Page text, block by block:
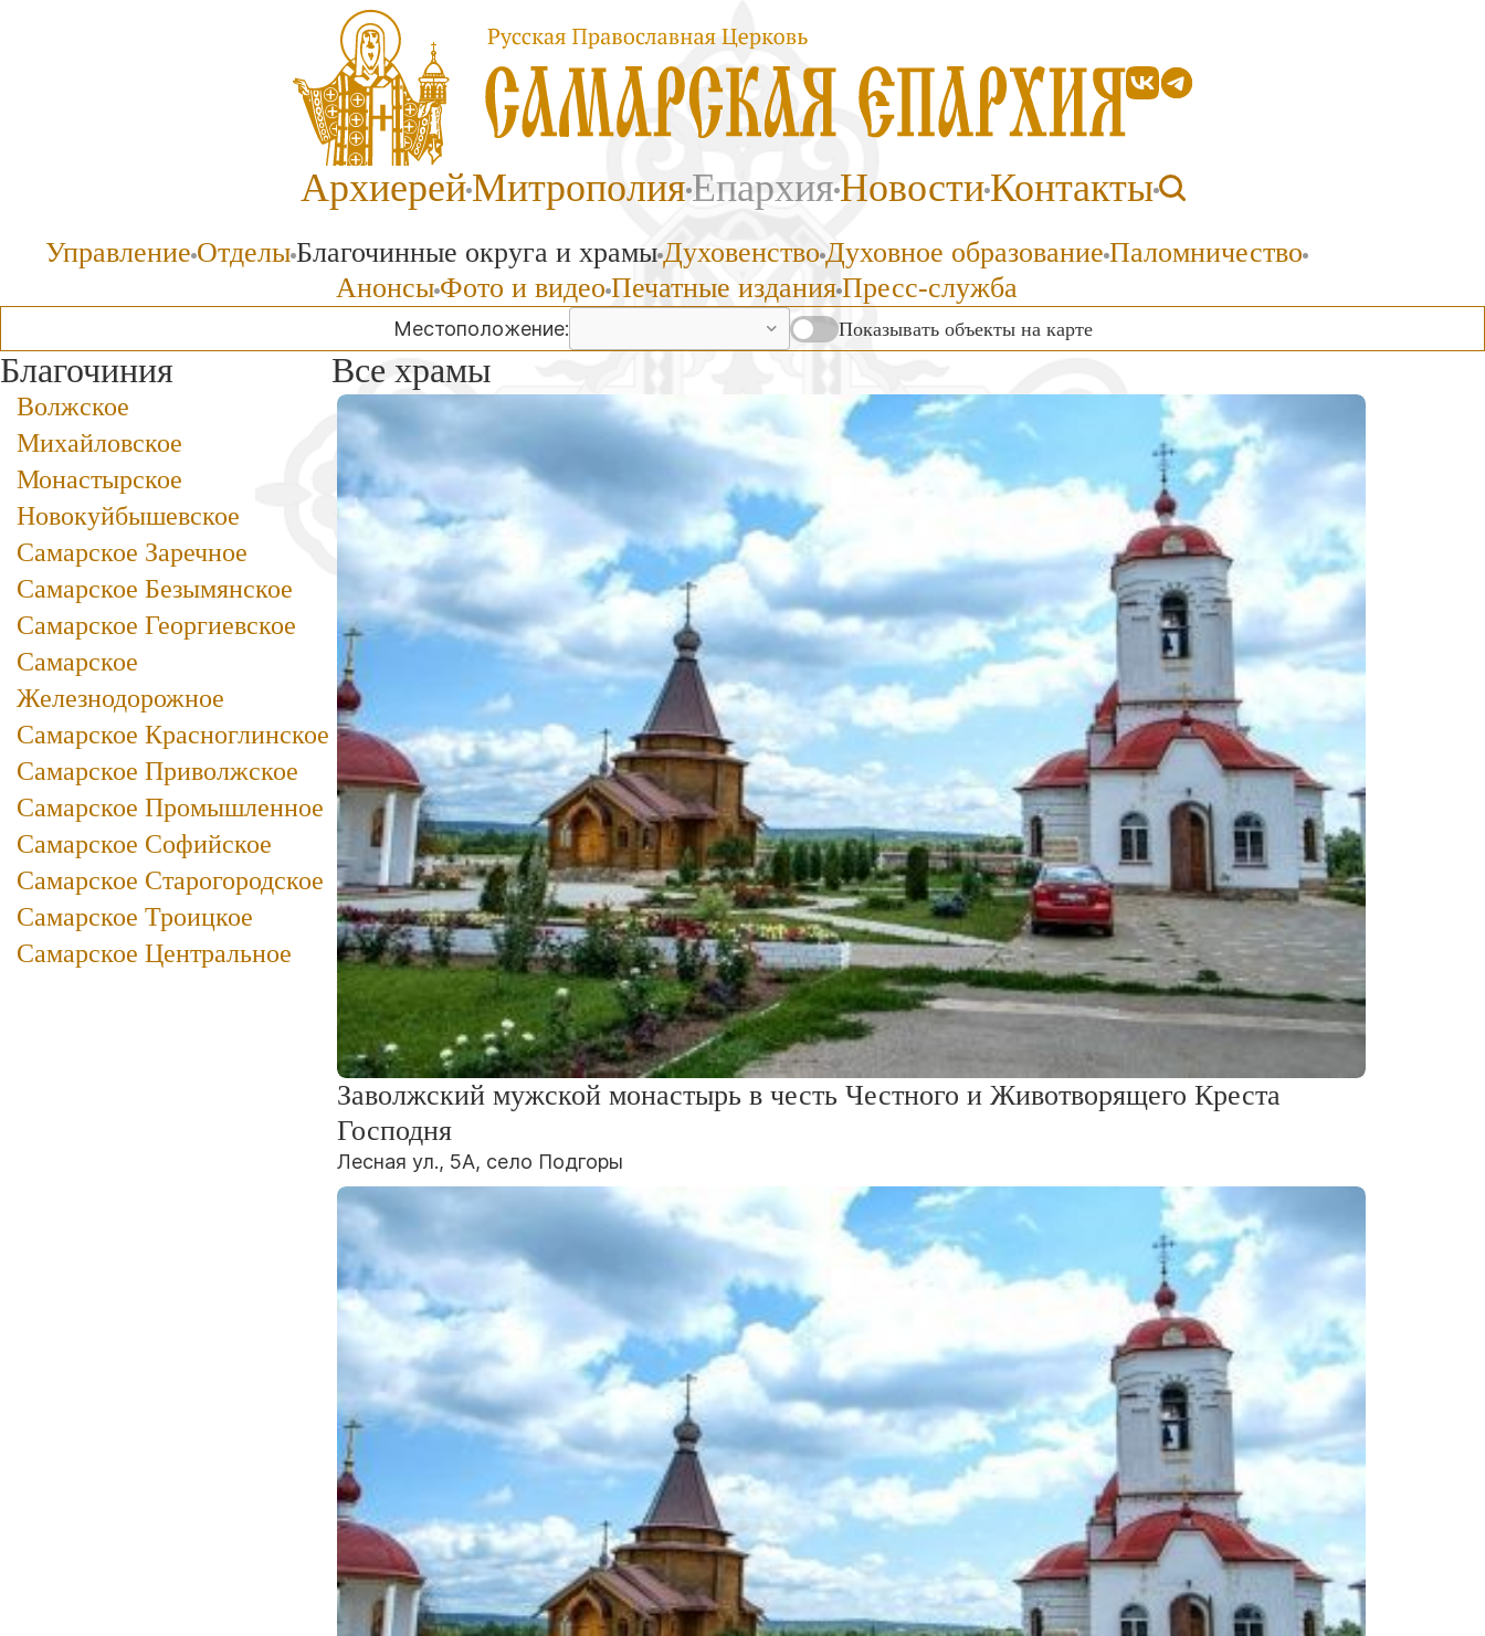
АрхиерейМитрополияЕпархияНовостиКонтакты
УправлениеОтделыБлагочинные округа и храмыДуховенствоДуховное образованиеПаломничество
АнонсыФото и видеоПечатные изданияПресс-служба
Местоположение: Показывать объекты на карте
Благочиния
Волжское
Михайловское
Монастырское
Новокуйбышевское
Самарское Заречное
Самарское Безымянское
Самарское Георгиевское
Самарское
Железнодорожное
Самарское Красноглинское
Самарское Приволжское
Самарское Промышленное
Самарское Софийское
Самарское Старогородское
Самарское Троицкое
Самарское Центральное
Все храмы
Заволжский мужской монастырь в честь Честного и Животворящего Креста
Господня
Лесная ул., 5А, село Подгоры